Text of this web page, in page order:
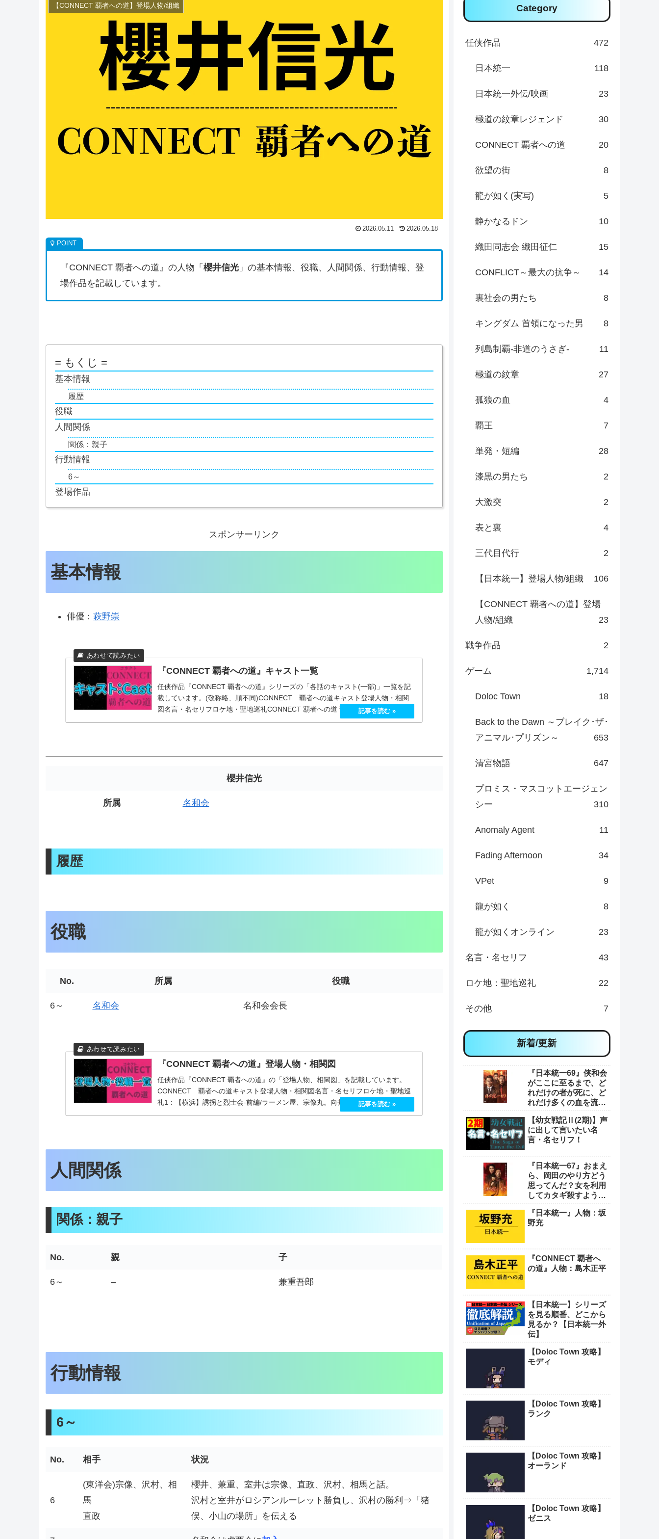
【CONNECT 覇者への道】登場人物/組織
2026.05.11 2026.05.18
『CONNECT 覇者への道』の人物「 櫻井信光」の基本情報、役職、人間関係、行動情報、登
場作品を記載しています。
= もくじ =
基本情報
履歴
役職
人間関係
関係：親子
行動情報
6～
登場作品
スポンサーリンク
基本情報
俳優：萩野崇
『CONNECT 覇者への道』キャスト一覧
任侠作品『CONNECT 覇者への道』シリーズの「各話のキャスト(一部)」一覧を記
載しています。(敬称略、順不同)CONNECT 覇者への道キャスト登場人物・相関
図名言・名セリフロケ地・聖地巡礼CONNECT 覇者への道 菅田俊（向井重政）...
櫻井信光
所属 名和会
履歴
役職
No. 所属 役職
6～ 名和会 名和会会長
『CONNECT 覇者への道』登場人物・相関図
任侠作品『CONNECT 覇者への道』の「登場人物、相関図」を記載しています。
CONNECT 覇者への道キャスト登場人物・相関図名言・名セリフロケ地・聖地巡
礼1：【横浜】誘拐と烈士会-前編/ラーメン屋、宗像丸。向井会長夫人と孫が誘拐さ
れて…...
人間関係
関係：親子
No. 親 子
6～ – 兼重吾郎
行動情報
6～
No. 相手 状況
6
(東洋会)宗像、沢村、相
馬
直政
櫻井、兼重、室井は宗像、直政、沢村、相馬と話。
沢村と室井がロシアンルーレット勝負し、沢村の勝利⇒「猪
俣、小山の場所」を伝える
Category
任侠作品 472
日本統一 118
日本統一外伝/映画 23
極道の紋章レジェンド 30
CONNECT 覇者への道 20
欲望の街 8
龍が如く(実写) 5
静かなるドン 10
織田同志会 織田征仁 15
CONFLICT～最大の抗争～ 14
裏社会の男たち 8
キングダム 首領になった男 8
列島制覇-非道のうさぎ- 11
極道の紋章 27
孤狼の血 4
覇王 7
単発・短編 28
漆黒の男たち 2
大激突 2
表と裏 4
三代目代行 2
【日本統一】登場人物/組織 106
【CONNECT 覇者への道】登場
人物/組織
23
戦争作品 2
ゲーム 1,714
Doloc Town 18
Back to the Dawn ～ブレイク･ザ･
アニマル･プリズン～
653
清宮物語 647
プロミス・マスコットエージェン
シー
310
Anomaly Agent 11
Fading Afternoon 34
VPet 9
龍が如く 8
龍が如くオンライン 23
名言・名セリフ 43
ロケ地：聖地巡礼 22
その他 7
新着/更新
『日本統一69』侠和会
がここに至るまで、ど
れだけの者が死に、ど
れだけ多くの血を流し
や！
【幼女戦記Ⅱ(2期)】声
に出して言いたい名
言・名セリフ！
『日本統一67』おまえ
ら、岡田のやり方どう
思ってんだ？女を利用
してカタギ殺すような
『日本統一』人物：坂
野充
『CONNECT 覇者へ
の道』人物：島木正平
【日本統一】シリーズ
を見る順番、どこから
見るか？【日本統一外
伝】
【Doloc Town 攻略】
モディ
【Doloc Town 攻略】
ランク
【Doloc Town 攻略】
オーランド
【Doloc Town 攻略】
ゼニス